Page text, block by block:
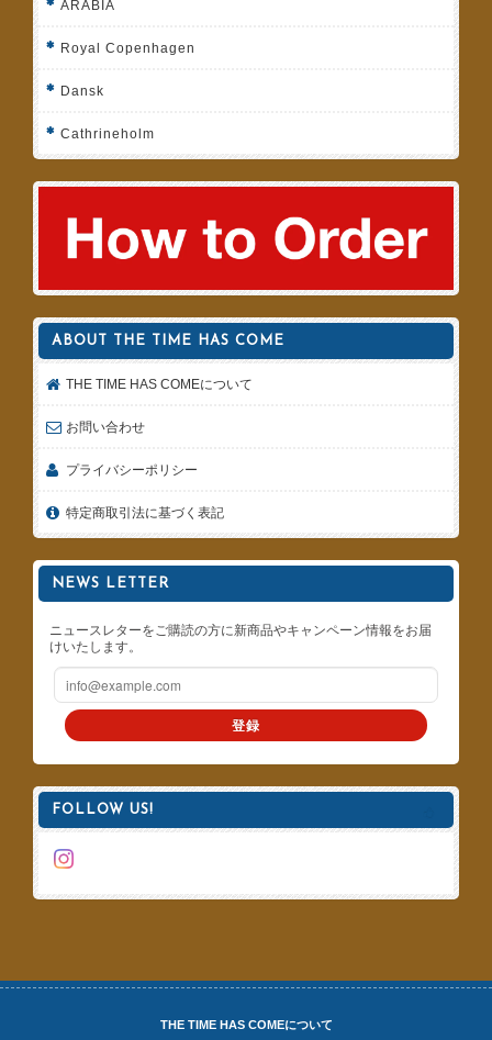
ARABIA
Royal Copenhagen
Dansk
Cathrineholm
ABOUT THE TIME HAS COME
THE TIME HAS COMEについて
お問い合わせ
プライバシーポリシー
特定商取引法に基づく表記
NEWS LETTER
ニュースレターをご購読の方に新商品やキャンペーン情報をお届
けいたします。
登録
FOLLOW US!
THE TIME HAS COMEについて